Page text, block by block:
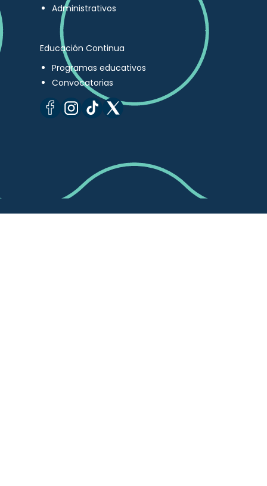
Administrativos
Educación Continua
Programas educativos
Convocatorias